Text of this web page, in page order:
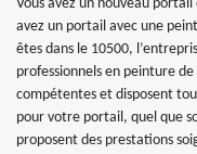
Vous avez un nouveau
avez un portail avec une
êtes dans le 10500,
professionnels en peinture
compétentes et disposent
pour votre portail, quel que
proposent des prestations